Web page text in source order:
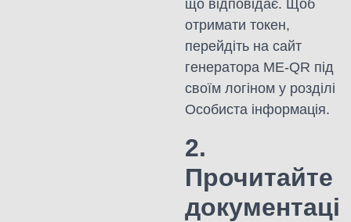
що відповідає. Щоб
отримати токен,
перейдіть на сайт
генератора ME-QR під
своїм логіном у розділі
Особиста інформація.
2.
Прочитайте
документаці